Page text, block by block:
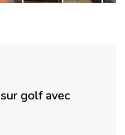
golf avec